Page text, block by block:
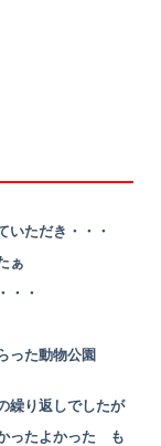
いただき・・・
ぁ
・・
った動物公園
繰り返しでしたが
ったよかった も